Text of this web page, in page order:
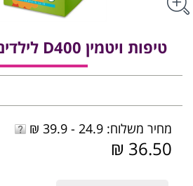
טיפות ויטמין D400 לילדים בד"ץ 20 מ"ל
מחיר משלוח: 24.9 - 39.9 ₪
36.50 ₪